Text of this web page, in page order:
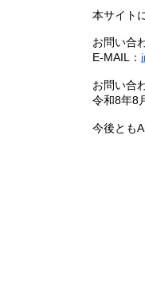
本サイト
お問い合
E-MAIL：
お問い合
令和8年8
今後とも